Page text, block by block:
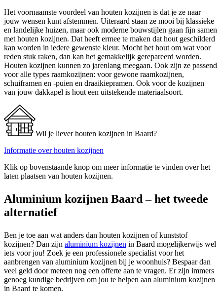
Het voornaamste voordeel van houten kozijnen is dat je ze naar
jouw wensen kunt afstemmen. Uiteraard staan ze mooi bij klassieke
en landelijke huizen, maar ook moderne bouwstijlen gaan fijn samen
met houten kozijnen. Dat heeft ermee te maken dat hout geschilderd
kan worden in iedere gewenste kleur. Mocht het hout om wat voor
reden stuk raken, dan kan het gemakkelijk gerepareerd worden.
Houten kozijnen kunnen zo jarenlang meegaan. Ook zijn ze passend
voor alle types raamkozijnen: voor gewone raamkozijnen,
schuiframen en -puien en draaikiepramen. Ook voor de kozijnen
van jouw dakkapel is hout een uitstekende materiaalsoort.
Wil je liever houten kozijnen in Baard?
Informatie over houten kozijnen
Klik op bovenstaande knop om meer informatie te vinden over het
laten plaatsen van houten kozijnen.
Aluminium kozijnen Baard – het tweede
alternatief
Ben je toe aan wat anders dan houten kozijnen of kunststof
kozijnen? Dan zijn aluminium kozijnen in Baard mogelijkerwijs wel
iets voor jou! Zoek je een professionele specialist voor het
aanbrengen van aluminium kozijnen bij je woonhuis? Bespaar dan
veel geld door meteen nog een offerte aan te vragen. Er zijn immers
genoeg kundige bedrijven om jou te helpen aan aluminium kozijnen
in Baard te komen.